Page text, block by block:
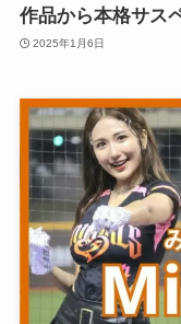
作品から本格サス
2025年1月6日